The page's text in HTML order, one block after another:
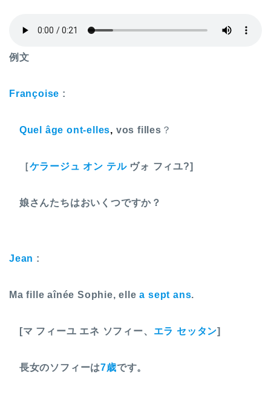
例文
Françoise :
Quel âge ont-elles, vos filles ？
［ケラージュ オン テルヴォ フィユ?]
娘さんたちはおいくつですか？
Jean :
Ma fille aînée Sophie, ellea sept ans.
[マ フィーユ エネ ソフィー、 エラ セッタン]
長女のソフィーは7歳です。